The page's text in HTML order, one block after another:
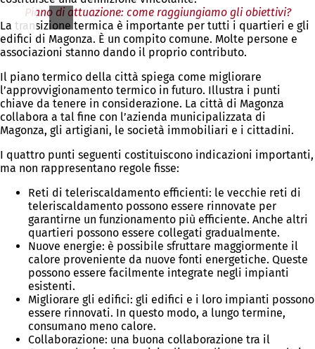
n
a
n
v
a
s
c
h
e
d
)
Piano di attuazione: come raggiungiamo gli obiettivi?
La transizione termica è importante per tutti i quartieri e gli
edifici di Magonza. È un compito comune. Molte persone e
associazioni stanno dando il proprio contributo.
Il piano termico della città spiega come migliorare
l’approvvigionamento termico in futuro. Illustra i punti
chiave da tenere in considerazione. La città di Magonza
collabora a tal fine con l’azienda municipalizzata di
Magonza, gli artigiani, le società immobiliari e i cittadini.
I quattro punti seguenti costituiscono indicazioni importanti,
ma non rappresentano regole fisse:
Reti di teleriscaldamento efficienti: le vecchie reti di
teleriscaldamento possono essere rinnovate per
garantirne un funzionamento più efficiente. Anche altri
quartieri possono essere collegati gradualmente.
Nuove energie: è possibile sfruttare maggiormente il
calore proveniente da nuove fonti energetiche. Queste
possono essere facilmente integrate negli impianti
esistenti.
Migliorare gli edifici: gli edifici e i loro impianti possono
essere rinnovati. In questo modo, a lungo termine,
consumano meno calore.
Collaborazione: una buona collaborazione tra il